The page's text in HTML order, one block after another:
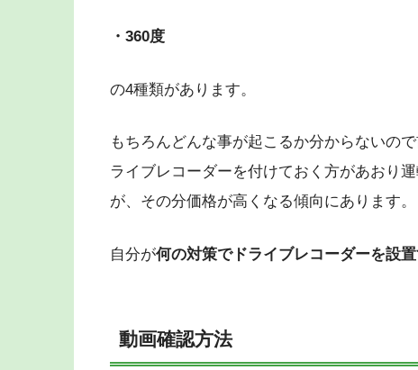
・360度
の4種類があります。
もちろんどんな事が起こるか分からないの
ライブレコーダーを付けておく方があおり
が、その分価格が高くなる傾向にあります。
自分が何の対策でドライブレコーダーを設
動画確認方法